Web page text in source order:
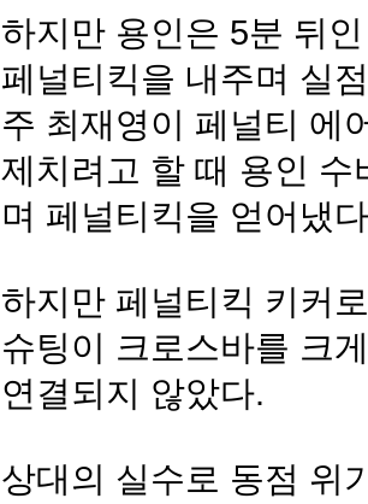
하지만 용인은 5분 뒤
페널티킥을 내주며 실
주 최재영이 페널티 에
제치려고 할 때 용인
며 페널티킥을 얻어냈
하지만 페널티킥 키커
슈팅이 크로스바를 크
연결되지 않았다.
상대의 실수로 동점 위